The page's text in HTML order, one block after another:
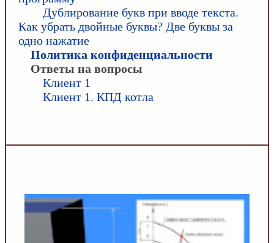
Дублирование букв при вводе текста.
Как убрать двойные буквы? Две буквы за
одно нажатие
Политика конфиденциальности
Ответы на вопросы
Клиент 1
Клиент 1. КПД котла